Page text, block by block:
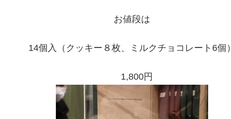
お値段は
14個入（クッキー８枚、ミルクチョコレート6個）
1,800円